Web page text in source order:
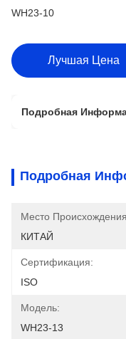
WH23-10
Лучшая Цена
Подробная
Подробная
Место
КИТАЙ
Сертификация:
ISO
Модель:
WH23-13